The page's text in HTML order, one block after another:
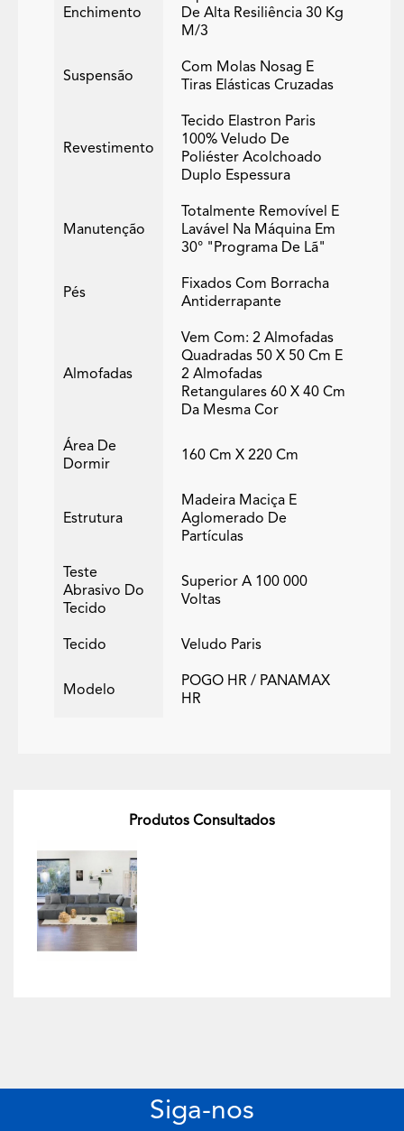
Enchimento
De Alta Resiliência 30 Kg
M/3
Suspensão
Com Molas Nosag E
Tiras Elásticas Cruzadas
Revestimento
Tecido Elastron Paris
100% Veludo De
Poliéster Acolchoado
Duplo Espessura
Manutenção
Totalmente Removível E
Lavável Na Máquina Em
30° "programa De Lã"
Pés
Fixados Com Borracha
Antiderrapante
Almofadas
Vem Com: 2 Almofadas
Quadradas 50 X 50 Cm E
2 Almofadas
Retangulares 60 X 40 Cm
Da Mesma Cor
Área De
Dormir
160 Cm X 220 Cm
Estrutura
Madeira Maciça E
Aglomerado De
Partículas
Teste
Abrasivo Do
Tecido
Superior A 100 000
Voltas
Tecido Veludo Paris
Modelo
POGO HR / PANAMAX
HR
Produtos Consultados
Siga-nos